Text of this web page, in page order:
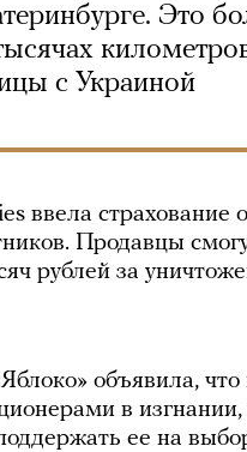
Это
с Украиной
ввела страхование
Продавцы
рублей за
объявила, что
в
ее на